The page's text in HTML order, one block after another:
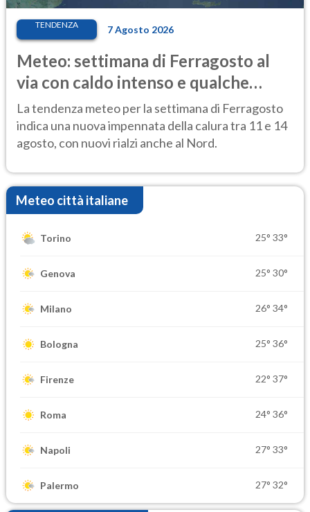
TENDENZA 7 Agosto 2026
Meteo: settimana di Ferragosto al
via con caldo intenso e qualche
temporale
La tendenza meteo per la settimana di Ferragosto
indica una nuova impennata della calura tra 11 e 14
agosto, con nuovi rialzi anche al Nord.
Meteo città italiane
Torino 25° 33°
Genova 25° 30°
Milano 26° 34°
Bologna 25° 36°
Firenze 22° 37°
Roma 24° 36°
Napoli 27° 33°
Palermo 27° 32°